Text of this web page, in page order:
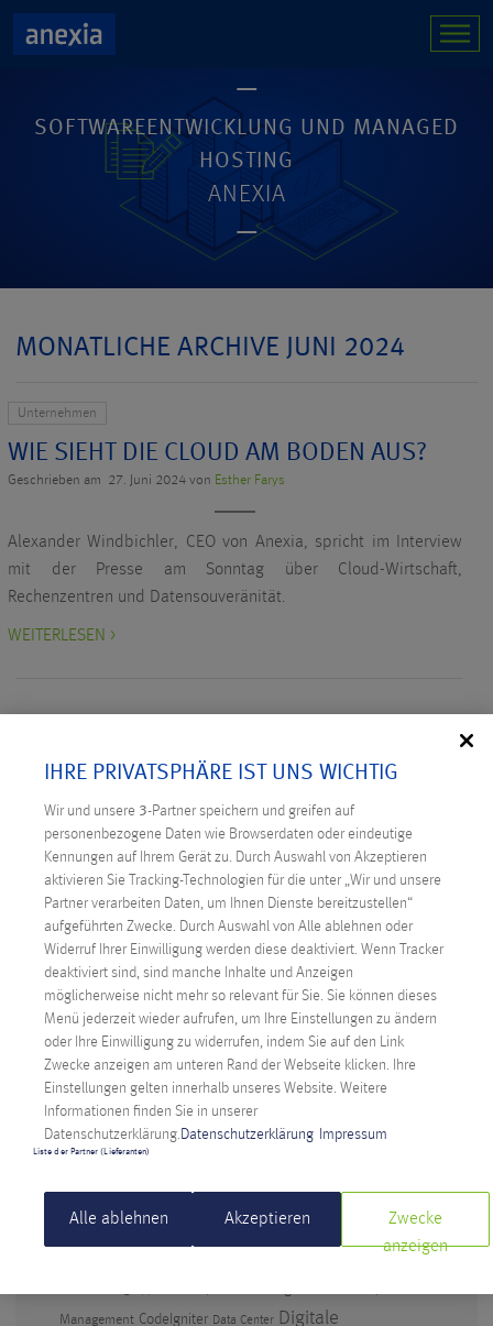
SOFTWAREENTWICKLUNG UND MANAGED
HOSTING
ANEXIA
MONATLICHE ARCHIVE JUNI 2024
Unternehmen
WIE SIEHT DIE CLOUD AM BODEN AUS?
Geschrieben am 27. Juni 2024 von Esther Farys
Alexander Windbichler, CEO von Anexia, spricht im Interview
mit der Presse am Sonntag über Cloud-Wirtschaft,
Rechenzentren und Datensouveränität.
WEITERLESEN >
NEUESTE BEITRÄGE
Digitale Souveränität: Österreich ergreift die
Initiative
Technicus Award: Open Mind – wenn junge Talente
Fragen stellen
Anexia: Cloud Provider aus Österreich feiert
Jubiläum
Künstliche Intelligenz im Berufsalltag – warum
Abwarten keine Option ist
Amazons EU-Cloud
SCHLAGWÖRTER
Management CodeIgniter Data Center Digitale
IHRE PRIVATSPHÄRE IST UNS WICHTIG
Wir und unsere 3-Partner speichern und greifen auf
personenbezogene Daten wie Browserdaten oder eindeutige
Kennungen auf Ihrem Gerät zu. Durch Auswahl von Akzeptieren
aktivieren Sie Tracking-Technologien für die unter „Wir und unsere
Partner verarbeiten Daten, um Ihnen Dienste bereitzustellen“
aufgeführten Zwecke. Durch Auswahl von Alle ablehnen oder
Widerruf Ihrer Einwilligung werden diese deaktiviert. Wenn Tracker
deaktiviert sind, sind manche Inhalte und Anzeigen
möglicherweise nicht mehr so relevant für Sie. Sie können dieses
Menü jederzeit wieder aufrufen, um Ihre Einstellungen zu ändern
oder Ihre Einwilligung zu widerrufen, indem Sie auf den Link
Zwecke anzeigen am unteren Rand der Webseite klicken. Ihre
Einstellungen gelten innerhalb unseres Website. Weitere
Informationen finden Sie in unserer
Datenschutzerklärung. Datenschutzerklärung Impressum
Liste der Partner (Lieferanten)
Alle ablehnen Akzeptieren
Zwecke
anzeigen